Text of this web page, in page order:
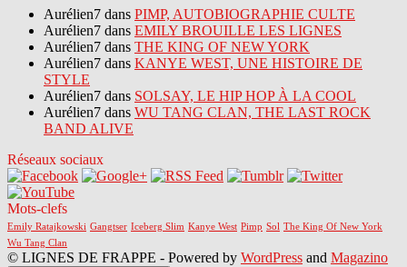
Aurélien7 dans PIMP, AUTOBIOGRAPHIE CULTE
Aurélien7 dans EMILY BROUILLE LES LIGNES
Aurélien7 dans THE KING OF NEW YORK
Aurélien7 dans KANYE WEST, UNE HISTOIRE DE
STYLE
Aurélien7 dans SOLSAY, LE HIP HOP À LA COOL
Aurélien7 dans WU TANG CLAN, THE LAST ROCK
BAND ALIVE
Réseaux sociaux
Mots-clefs
Emily Ratajkowski Gangtser Iceberg Slim Kanye West Pimp Sol The King Of New York
Wu Tang Clan
© LIGNES DE FRAPPE - Powered by WordPress and Magazino